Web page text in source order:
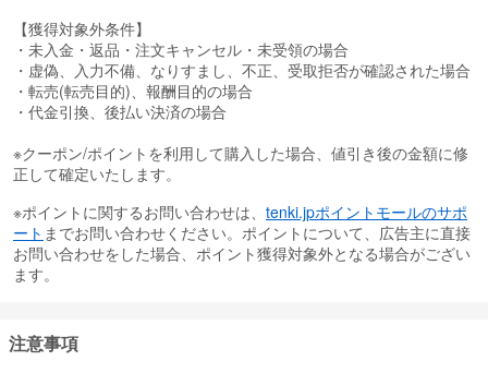
【獲得対象外条件】
・未入金・返品・注文キャンセル・未受領の場合
・虚偽、入力不備、なりすまし、不正、受取拒否が確認された場合
・転売(転売目的)、報酬目的の場合
・代金引換、後払い決済の場合
※クーポン/ポイントを利用して購入した場合、値引き後の金額に修
正して確定いたします。
※ポイントに関するお問い合わせは、 tenki.jpポイントモールのサポ
ート までお問い合わせください。ポイントについて、広告主に直接
お問い合わせをした場合、ポイント獲得対象外となる場合がござい
ます。
注意事項